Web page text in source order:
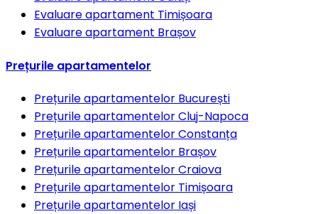
Evaluare apartament Timișoara
Evaluare apartament Brașov
Prețurile apartamentelor
Prețurile apartamentelor București
Prețurile apartamentelorCluj-Napoca
Prețurile apartamentelorConstanța
Prețurile apartamentelor Brașov
Prețurile apartamentelorCraiova
Prețurile apartamentelor Timișoara
Prețurile apartamentelor Iași